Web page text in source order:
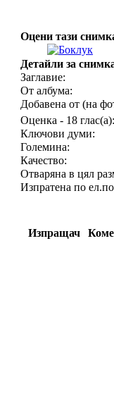
Оцени тази
Детайли за
Заглавие:
От албума:
Добавена от (на
Оценка - 18 глас(а):
Ключови думи:
Големина:
Качество:
Отваряна в цял
Изпратена по
Изпращач